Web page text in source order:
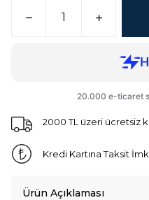
2000 TL üzeri ücretsiz
Kredi Kartına Taksit
Ürün Açıklaması